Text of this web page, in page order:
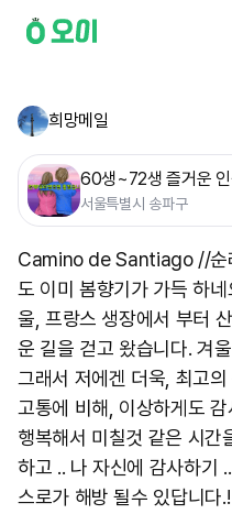
희망메일
60생~72생 즐거운
서울특별시 송파구
Camino de Santiago //순
도 이미 봄향기가 가득 하
울, 프랑스 생장에서 부터
운 길을 걷고 왔습니다. 겨
그래서 저에겐 더욱, 최고
고통에 비해, 이상하게도
행복해서 미칠것 같은 시
하고 .. 나 자신에 감사하기
스로가 해방 될수 있답니다